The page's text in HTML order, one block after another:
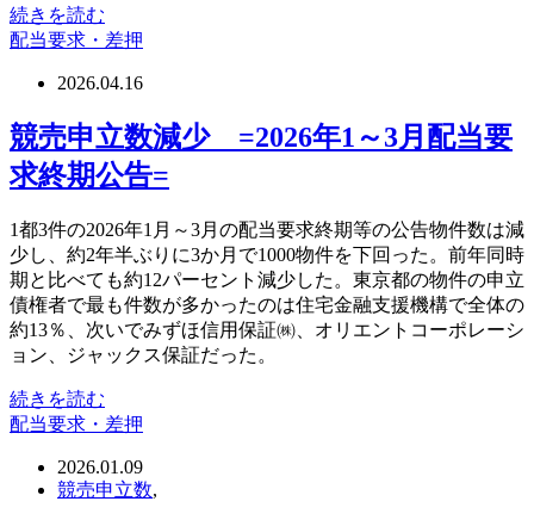
続きを読む
配当要求・差押
2026.04.16
競売申立数減少 =2026年1～3月配当要
求終期公告=
1都3件の2026年1月～3月の配当要求終期等の公告物件数は減
少し、約2年半ぶりに3か月で1000物件を下回った。前年同時
期と比べても約12パーセント減少した。東京都の物件の申立
債権者で最も件数が多かったのは住宅金融支援機構で全体の
約13％、次いでみずほ信用保証㈱、オリエントコーポレーシ
ョン、ジャックス保証だった。
続きを読む
配当要求・差押
2026.01.09
競売申立数,